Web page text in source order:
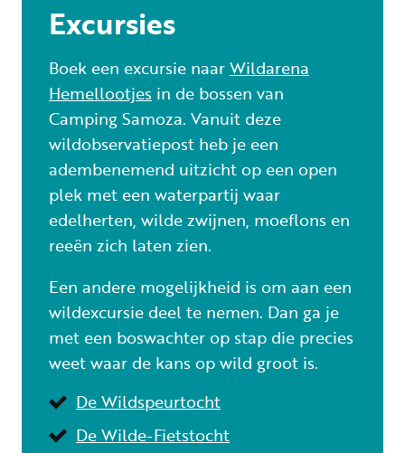
Excursies
Boek een excursie naarWildarena
Hemellootjes in de bossen van
Camping Samoza. Vanuit deze
wildobservatiepost heb je een
adembenemend uitzicht op een open
plek met een waterpartij waar
edelherten, wilde zwijnen, moeflons en
reeën zich laten zien.
Een andere mogelijkheid is om aan een
wildexcursie deel te nemen. Dan ga je
met een boswachter op stap die precies
weet waar de kans op wild groot is.
De Wildspeurtocht
De Wilde-Fietstocht